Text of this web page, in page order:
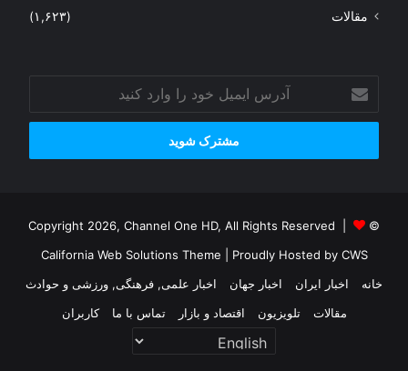
مقالات
(۱,۶۲۳)
ایمیل
خود
وارد
© Copyright 2026, Channel One HD, All Rights Reserved |
California Web Solutions Theme | Proudly Hosted by CWS
خانه
اخبار ایران اخبار جهان
اخبار علمی, فرهنگی, ورزشی و حوادث
مقالات
تلویزیون اقتصاد و بازار تماس با ما کاربران